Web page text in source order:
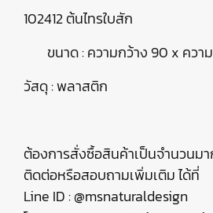
102412 ต้นไทรใบสัก
ขนาด : ความกว้าง 90 x ควา
วัสดุ : พลาสติก
ต้องการสั่งซื้อสินค้าเป็นจำนวนม
ติดต่อหรือสอบถามเพิ่มเติม ได้ที่
Line ID : @msnaturaldesign